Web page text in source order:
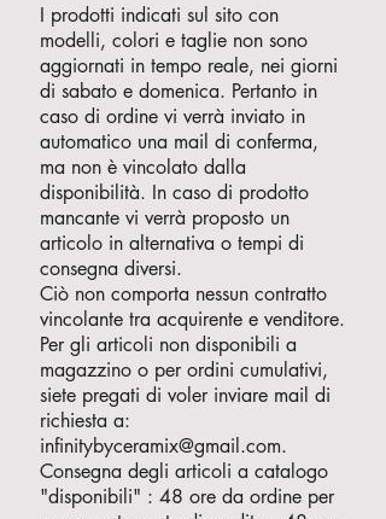
I prodotti indicati sul sito con
modelli, colori e taglie non sono
aggiornati in tempo reale, nei giorni
di sabato e domenica. Pertanto in
caso di ordine vi verrà inviato in
automatico una mail di conferma,
ma non è vincolato dalla
disponibilità. In caso di prodotto
mancante vi verrà proposto un
articolo in alternativa o tempi di
consegna diversi.
Ciò non comporta nessun contratto
vincolante tra acquirente e venditore.
Per gli articoli non disponibili a
magazzino o per ordini cumulativi,
siete pregati di voler inviare mail di
richiesta a:
infinitybyceramix@gmail.com.
Consegna degli articoli a catalogo
"disponibili" : 48 ore da ordine per